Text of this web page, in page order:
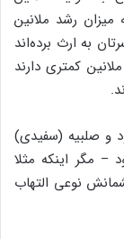
رشد ملانین
به ارث برده‌اند
کمتری دارند
و صلبیه (سفیدی)
مگر اینکه مثلا
نوعی التهاب